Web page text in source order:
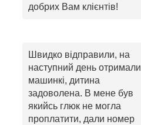
добрих Вам клієнтів!
Швидко відправили, на
наступний день отримали
машинкі, дитина
задоволена. В мене був
якийсь глюк не могла
проплатити, дали номер